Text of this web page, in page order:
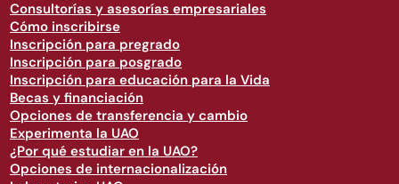
Consultorías y asesorías empresariales
Cómo inscribirse
Inscripción para pregrado
Inscripción para posgrado
Inscripción para educación para la Vida
Becas y financiación
Opciones de transferencia y cambio
Experimenta la UAO
¿Por qué estudiar en la UAO?
Opciones de internacionalización